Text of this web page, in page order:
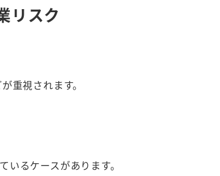
リスク
重視されます。
るケースがあります。